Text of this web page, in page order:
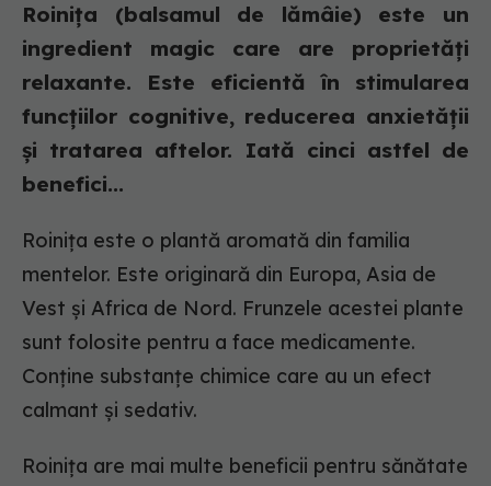
Roinița (balsamul de lămâie) este un
ingredient magic care are proprietăți
relaxante. Este eficientă în stimularea
funcțiilor cognitive, reducerea anxietății
și tratarea aftelor. Iată cinci astfel de
benefici...
Roinița este o plantă aromată din familia
mentelor. Este originară din Europa, Asia de
Vest și Africa de Nord. Frunzele acestei plante
sunt folosite pentru a face medicamente.
Conține substanțe chimice care au un efect
calmant și sedativ.
Roinița are mai multe beneficii pentru sănătate